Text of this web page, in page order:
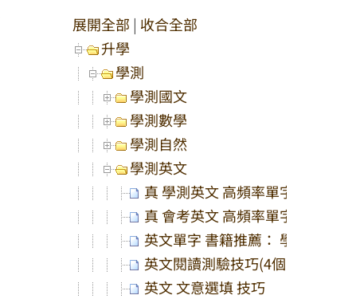
展開全部 | 收合全部
升學
學測
學測國文
學測數學
學測自然
學測英文
真 學測英文 高頻率單字 書： 準
真 會考英文 高頻率單字 書： 準
英文單字 書籍推薦： 學習 英文
英文閱讀測驗技巧(4個步驟，讓
英文 文意選填 技巧